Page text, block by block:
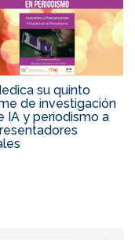
su quinto
de investigación
IA y periodismo a